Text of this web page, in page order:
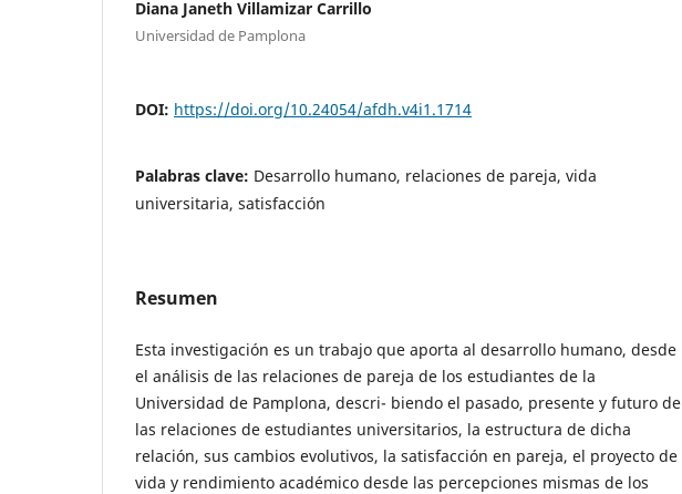
Diana Janeth Villamizar Carrillo
Universidad de Pamplona
DOI: https://doi.org/10.24054/afdh.v4i1.1714
Palabras clave: Desarrollo humano, relaciones de pareja, vida
universitaria, satisfacción
Resumen
Esta investigación es un trabajo que aporta al desarrollo humano, desde
el análisis de las relaciones de pareja de los estudiantes de la
Universidad de Pamplona, descri- biendo el pasado, presente y futuro de
las relaciones de estudiantes universitarios, la estructura de dicha
relación, sus cambios evolutivos, la satisfacción en pareja, el proyecto de
vida y rendimiento académico desde las percepciones mismas de los